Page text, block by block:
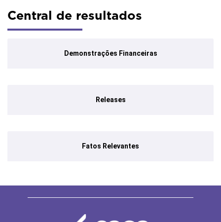
Central de resultados
Demonstrações Financeiras
Releases
Fatos Relevantes